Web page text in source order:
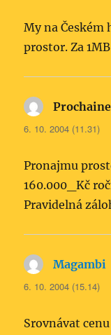
My na
prostor. Za
Prochaine
6. 10. 2004 (11.31)
Pronajmu
160.000_Kč
Pravidelná
Magambi
6. 10. 2004 (15.14)
Srovnávat